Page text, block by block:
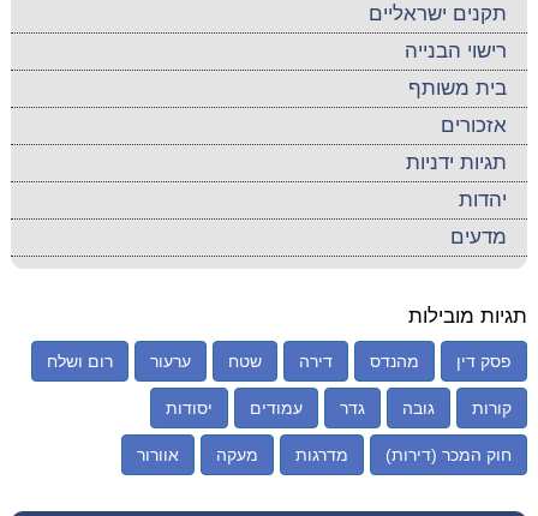
תקנים ישראליים
רישוי הבנייה
בית משותף
אזכורים
תגיות ידניות
יהדות
מדעים
תגיות מובילות
פסק דין מהנדס דירה שטח ערעור רום ושלח
קורות גובה גדר עמודים יסודות
חוק המכר (דירות) מדרגות מעקה אוורור